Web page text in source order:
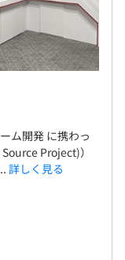
ム開発 に携わっ
Project)）
詳しく見る